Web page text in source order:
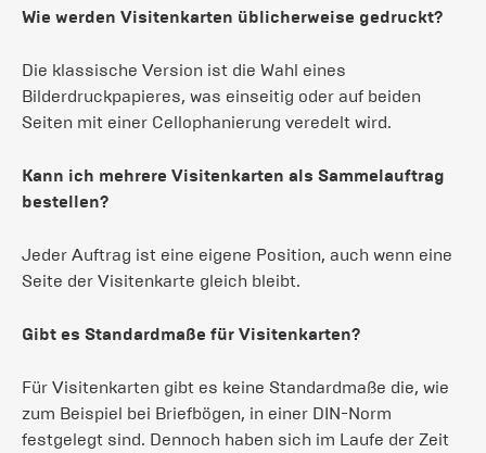
Wie werden Visitenkarten üblicherweise gedruckt?
Die klassische Version ist die Wahl eines
Bilderdruckpapieres, was einseitig oder auf beiden
Seiten mit einer Cellophanierung veredelt wird.
Kann ich mehrere Visitenkarten als Sammelauftrag
bestellen?
Jeder Auftrag ist eine eigene Position, auch wenn eine
Seite der Visitenkarte gleich bleibt.
Gibt es Standardmaße für Visitenkarten?
Für Visitenkarten gibt es keine Standardmaße die, wie
zum Beispiel bei Briefbögen, in einer DIN-Norm
festgelegt sind. Dennoch haben sich im Laufe der Zeit